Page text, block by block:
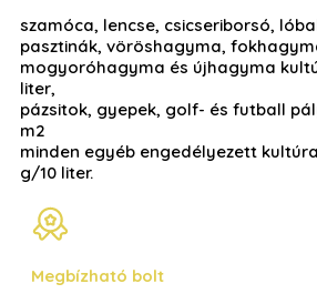
szamóca, lencse, csicseriborsó,
pasztinák, vöröshagyma,
mogyoróhagyma és újhagyma
liter,
pázsitok, gyepek, golf- és futball
m2
minden egyéb engedélyezett kultúra
g/10 liter.
Megbízható bolt